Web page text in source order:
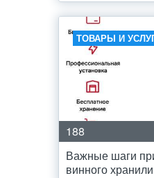
ТОВАРЫ И
188
Важные шаги
винного